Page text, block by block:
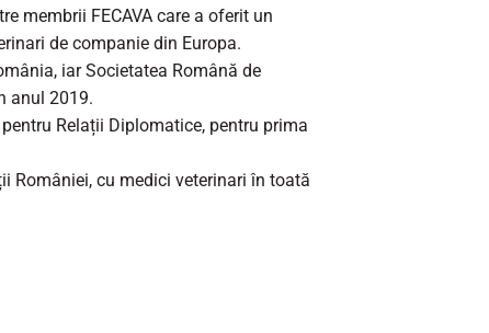
membrii FECAVA care a oferit un
de companie din Europa.
iar Societatea Română de
anul 2019.
Relații Diplomatice, pentru prima
României, cu medici veterinari în toată